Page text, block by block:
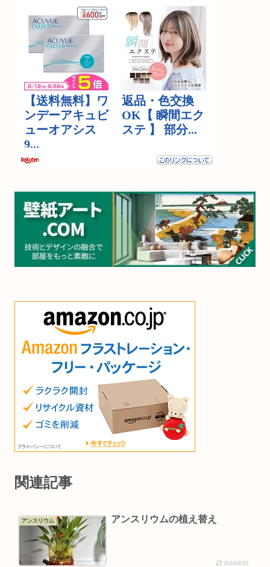
関連記事
アンスリウム アンスリウムの植え替え
2024/6/23